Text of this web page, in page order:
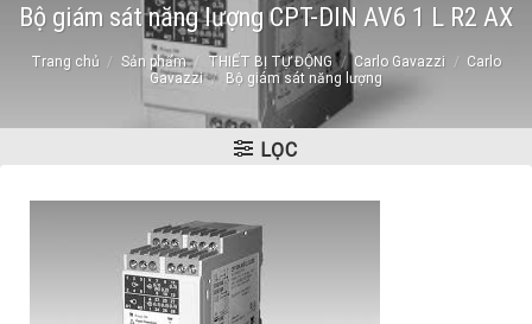
Bộ giám sát năng lượng CPT-DIN AV6 1 L R2 AX
Trang chủ / Sản phẩm / THIẾT BỊ TỰ ĐỘNG / Carlo Gavazzi / Carlo
Gavazzi / Bộ giám sát năng lượng
LỌC